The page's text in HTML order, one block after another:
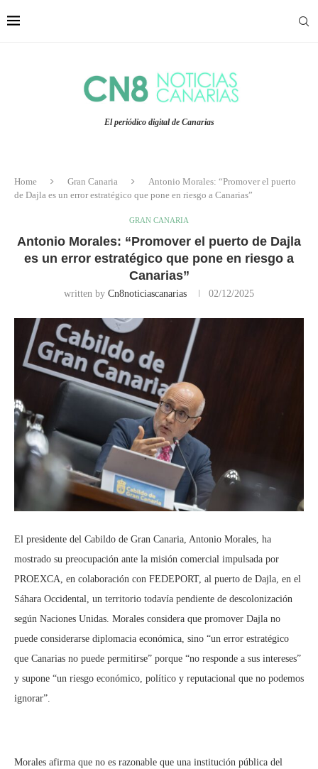
El periódico digital de Canarias
Home Gran Canaria
Antonio Morales: “Promover el puerto
de Dajla es un error estratégico que pone en riesgo a Canarias”
GRAN CANARIA
Antonio Morales: “Promover el puerto de Dajla
es un error estratégico que pone en riesgo a
Canarias”
written by Cn8noticiascanarias 02/12/2025
El presidente del Cabildo de Gran Canaria, Antonio Morales, ha
mostrado su preocupación ante la misión comercial impulsada por
PROEXCA, en colaboración con FEDEPORT, al puerto de Dajla, en el
Sáhara Occidental, un territorio todavía pendiente de descolonización
según Naciones Unidas. Morales considera que promover Dajla no
puede considerarse diplomacia económica, sino “un error estratégico
que Canarias no puede permitirse” porque “no responde a sus intereses”
y supone “un riesgo económico, político y reputacional que no podemos
ignorar”.
Morales afirma que no es razonable que una institución pública del